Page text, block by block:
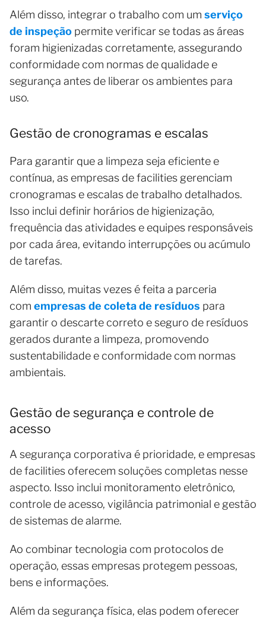
Além disso, integrar o trabalho com um serviço
de inspeção permite verificar se todas as áreas
foram higienizadas corretamente, assegurando
conformidade com normas de qualidade e
segurança antes de liberar os ambientes para
uso.
Gestão de cronogramas e escalas
Para garantir que a limpeza seja eficiente e
contínua, as empresas de facilities gerenciam
cronogramas e escalas de trabalho detalhados.
Isso inclui definir horários de higienização,
frequência das atividades e equipes responsáveis
por cada área, evitando interrupções ou acúmulo
de tarefas.
Além disso, muitas vezes é feita a parceria
com empresas de coleta de resíduos para
garantir o descarte correto e seguro de resíduos
gerados durante a limpeza, promovendo
sustentabilidade e conformidade com normas
ambientais.
Gestão de segurança e controle de
acesso
A segurança corporativa é prioridade, e empresas
de facilities oferecem soluções completas nesse
aspecto. Isso inclui monitoramento eletrônico,
controle de acesso, vigilância patrimonial e gestão
de sistemas de alarme.
Ao combinar tecnologia com protocolos de
operação, essas empresas protegem pessoas,
bens e informações.
Além da segurança física, elas podem oferecer